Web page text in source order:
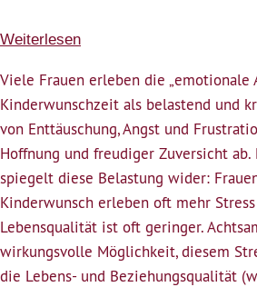
Weiterlesen
–
wie
Achtsamkeit
dich
unterstützen
kann
(entfällt
leider)
Viele Frauen erleben die „emotionale
Kinderwunschzeit als belastend und
von Enttäuschung, Angst und
Hoffnung und freudiger Zuversicht ab.
spiegelt diese Belastung wider:
Kinderwunsch erleben oft mehr
Lebensqualität ist oft geringer.
wirkungsvolle Möglichkeit, diesem
die Lebens- und Beziehungsqualität